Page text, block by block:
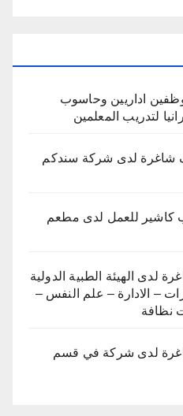
اداريين وحاسوب
لتدريب المعلمين
شاغرة لدى شركة سندكم
كاشير للعمل لدى مطعم
لدى الهيئة الطبية الدولية
– الادارة – علم النفس –
نظافة
لدى شركة في قسم